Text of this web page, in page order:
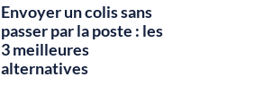
Envoyer un colis sans
passer par la poste : les
3 meilleures
alternatives